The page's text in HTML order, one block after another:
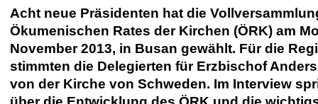
Acht neue Präsidenten hat die
Ökumenischen Rates der Kirchen (ÖRK) am
November 2013, in Busan gewählt. Für die
stimmten die Delegierten für Erzbischof
von der Kirche von Schweden. Im Interview